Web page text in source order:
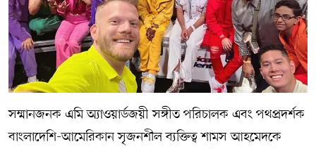
সম্মানজনক এমি অ্যাওয়ার্ডজয়ী সঙ্গীত পরিচালক এবং পথপ্রদর্শক
বাংলাদেশি-আমেরিকান সৃজনশীল ব্যক্তিত্ব শামস আহমেদকে